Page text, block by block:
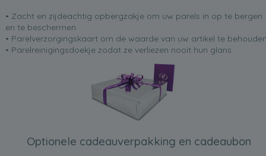
• Zacht en zijdeachtig opbergzakje om uw parels in op te bergen
en te beschermen
• Parelverzorgingskaart om de waarde van uw artikel te
• Parelreinigingsdoekje zodat ze verliezen nooit hun glans.
Optionele cadeauverpakking en cadeaubon